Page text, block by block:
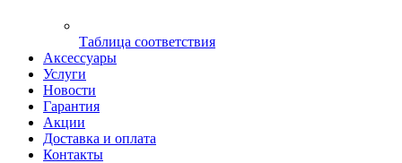
Таблица соответствия
Аксессуары
Услуги
Новости
Гарантия
Акции
Доставка и оплата
Контакты